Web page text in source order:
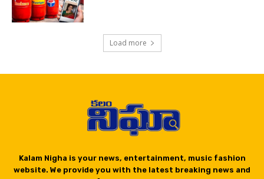
Load more
Kalam Nigha is your news, entertainment, music fashion
website. We provide you with the latest breaking news and